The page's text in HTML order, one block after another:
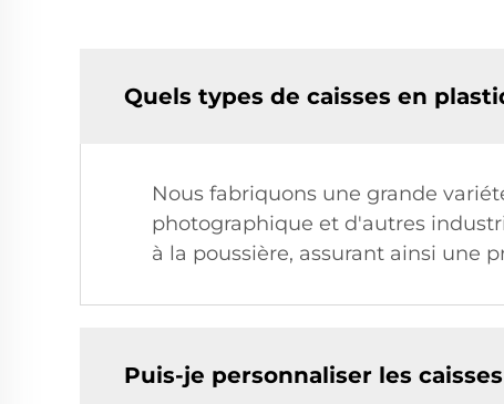
Quels types de caisses en
Nous fabriquons une grande
photographique et d'autres
à la poussière, assurant ainsi une
Puis-je personnaliser les